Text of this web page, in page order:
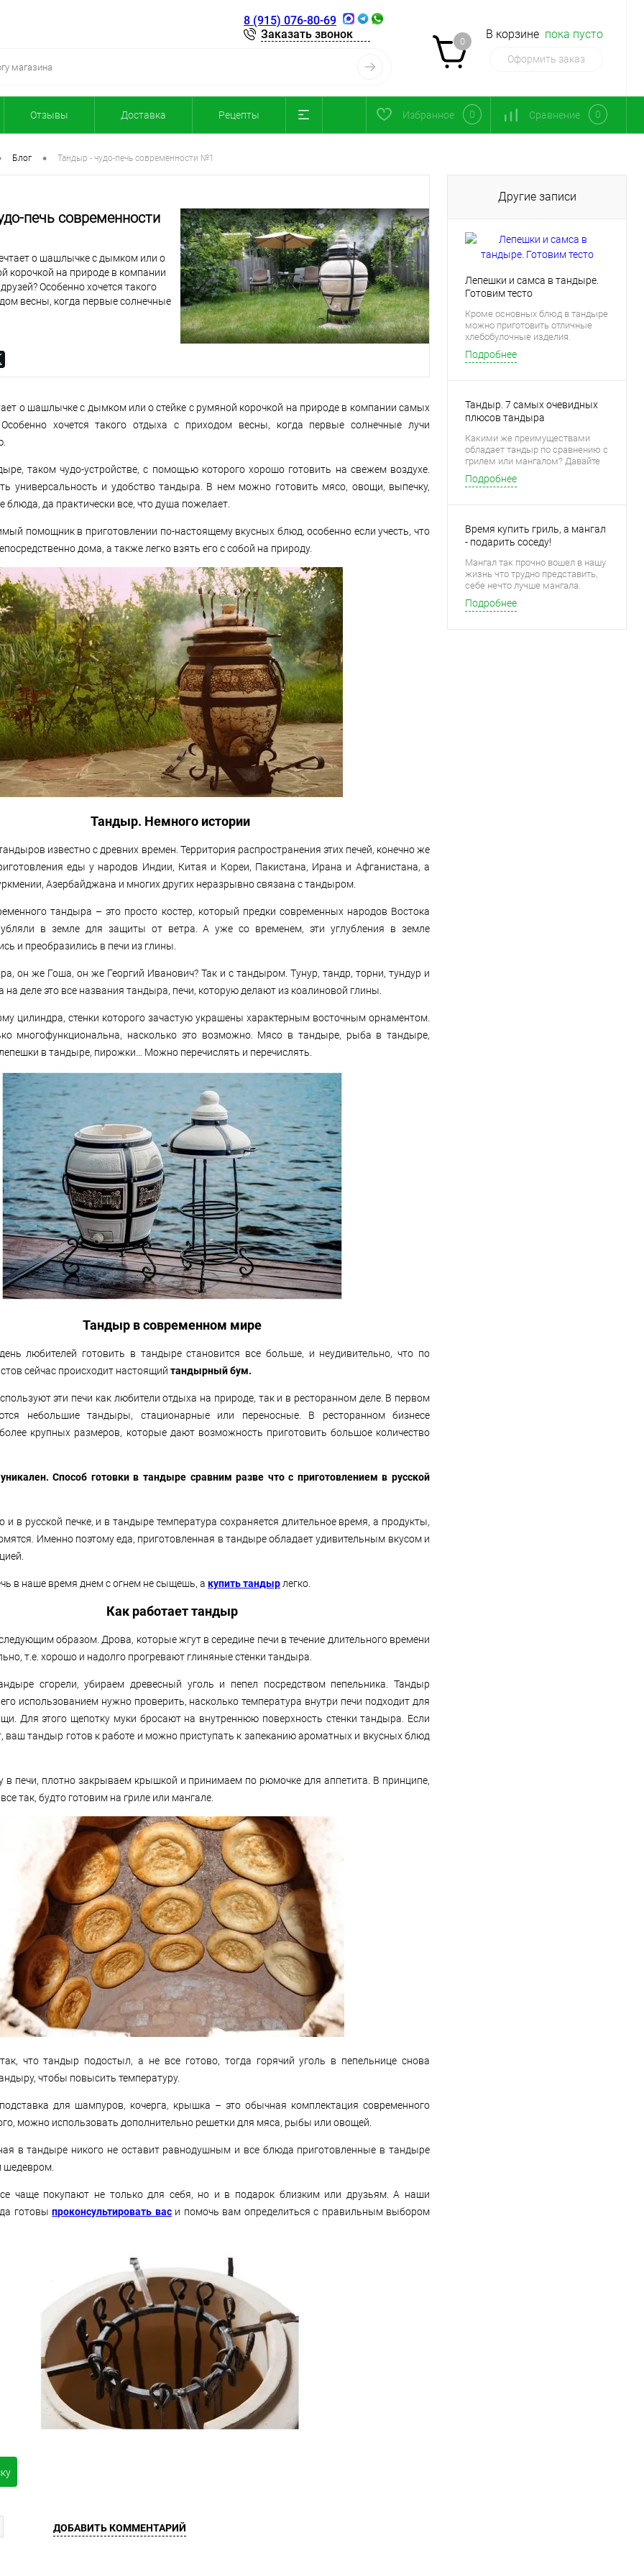
8 (915) 076-80-69
Заказать звонок
0
В корзине пока пусто
Оформить заказ
Отзывы Доставка Рецепты Избранное 0 Сравнение 0
Блог • Тандыр - чудо-печь современности №1
печь современности
о шашлычке с дымком или о
корочкой на природе в компании
Особенно хочется такого
весны, когда первые солнечные
о шашлычке с дымком или о стейке с румяной корочкой на природе в компании самых
Особенно хочется такого отдыха с приходом весны, когда первые солнечные лучи
таком чудо-устройстве, с помощью которого хорошо готовить на свежем воздухе.
универсальность и удобство тандыра. В нем можно готовить мясо, овощи, выпечку,
да практически все, что душа пожелает.
помощник в приготовлении по-настоящему вкусных блюд, особенно если учесть, что
дома, а также легко взять его с собой на природу.
Тандыр. Немного истории
известно с древних времен. Территория распространения этих печей, конечно же
еды у народов Индии, Китая и Кореи, Пакистана, Ирана и Афганистана, а
Азербайджана и многих других неразрывно связана с тандыром.
тандыра – это просто костер, который предки современных народов Востока
в земле для защиты от ветра. А уже со временем, эти углубления в земле
и преобразились в печи из глины.
он же Гоша, он же Георгий Иванович? Так и с тандыром. Тунур, тандр, торни, тундур и
на деле это все названия тандыра, печи, которую делают из коалиновой глины.
цилиндра, стенки которого зачастую украшены характерным восточным орнаментом.
многофункциональна, насколько это возможно. Мясо в тандыре, рыба в тандыре,
в тандыре, пирожки… Можно перечислять и перечислять.
Тандыр в современном мире
любителей готовить в тандыре становится все больше, и неудивительно, что по
сейчас происходит настоящий тандырный бум.
эти печи как любители отдыха на природе, так и в ресторанном деле. В первом
небольшие тандыры, стационарные или переносные. В ресторанном бизнесе
крупных размеров, которые дают возможность приготовить большое количество
Способ готовки в тандыре сравним разве что с приготовлением в русской
и в русской печке, и в тандыре температура сохраняется длительное время, а продукты,
Именно поэтому еда, приготовленная в тандыре обладает удивительным вкусом и
в наше время днем с огнем не сыщешь, а купить тандырлегко.
Как работает тандыр
образом. Дрова, которые жгут в середине печи в течение длительного времени
т.е. хорошо и надолго прогревают глиняные стенки тандыра.
сгорели, убираем древесный уголь и пепел посредством пепельника. Тандыр
использованием нужно проверить, насколько температура внутри печи подходит для
Для этого щепотку муки бросают на внутреннюю поверхность стенки тандыра. Если
ваш тандыр готов к работе и можно приступать к запеканию ароматных и вкусных блюд
в печи, плотно закрываем крышкой и принимаем по рюмочке для аппетита. В принципе,
так, будто готовим на гриле или мангале.
что тандыр подостыл, а не все готово, тогда горячий уголь в пепельнице снова
чтобы повысить температуру.
для шампуров, кочерга, крышка – это обычная комплектация современного
можно использовать дополнительно решетки для мяса, рыбы или овощей.
в тандыре никого не оставит равнодушным и все блюда приготовленные в тандыре
шедевром.
чаще покупают не только для себя, но и в подарок близким или друзьям. А наши
готовыпроконсультировать васи помочь вам определиться с правильным выбором
Другие записи
Лепешки и самса в тандыре.
Готовим тесто
Кроме основных блюд в тандыре
можно приготовить отличные
хлебобулочные изделия.
Подробнее
Тандыр. 7 самых очевидных
плюсов тандыра
Какими же преимуществами
обладает тандыр по сравнению с
грилем или мангалом? Давайте
разбираться.
Подробнее
Время купить гриль, а мангал
- подарить соседу!
Мангал так прочно вошел в нашу
жизнь что трудно представить,
себе нечто лучше мангала.
Однако…
Подробнее
ДОБАВИТЬ КОММЕНТАРИЙ